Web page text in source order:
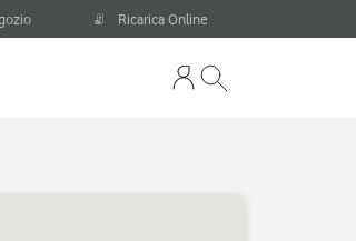
Ricarica Online